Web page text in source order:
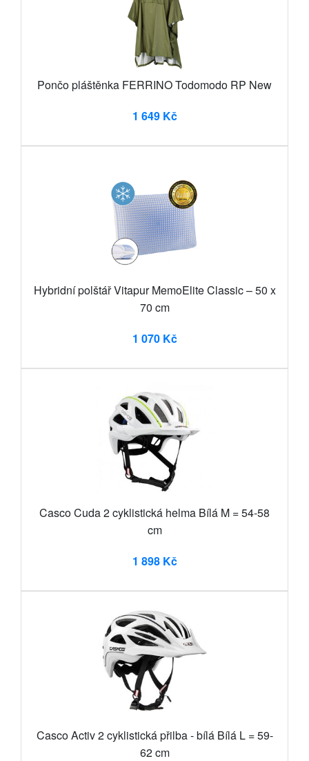
Pončo pláštěnka FERRINO Todomodo RP New
1 649 Kč
Hybridní polštář Vitapur MemoElite Classic – 50 x
70 cm
1 070 Kč
Casco Cuda 2 cyklistická helma Bílá M = 54-58
cm
1 898 Kč
Casco Activ 2 cyklistická přilba - bílá Bílá L = 59-
62 cm